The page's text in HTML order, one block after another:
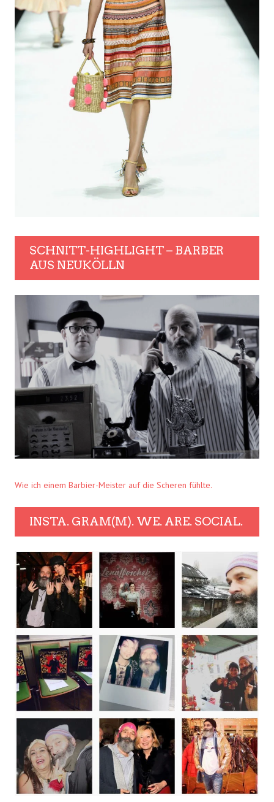
SCHNITT-HIGHLIGHT – BARBER
AUS NEUKÖLLN
Wie ich einem Barbier-Meister auf die Scheren fühlte.
INSTA. GRAM(M). WE. ARE. SOCIAL.